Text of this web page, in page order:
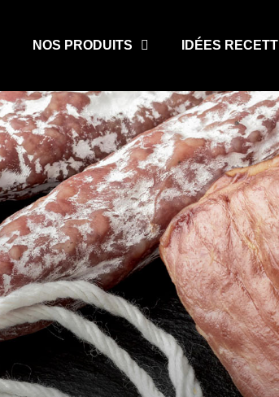
NOS PRODUITS IDÉES